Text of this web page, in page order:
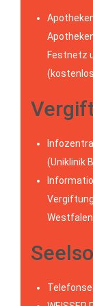
Festnetz
(Uniklinik